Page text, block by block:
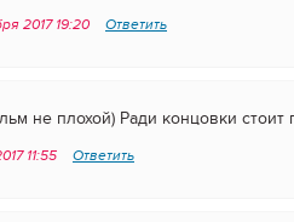
2017 19:20 Ответить
не плохой) Ради концовки стоит
11:55 Ответить